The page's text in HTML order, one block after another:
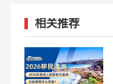
相关推荐